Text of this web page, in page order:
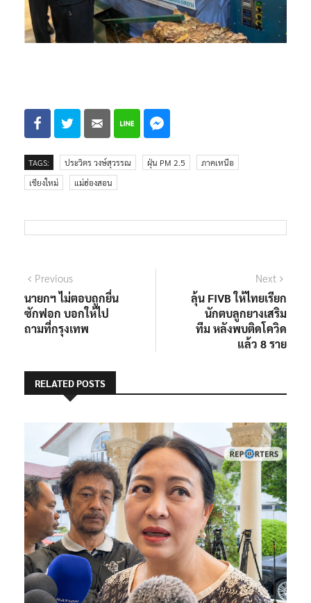
TAGS: ประวิตร วงษ์สุวรรณ ฝุ่น PM 2.5
ภาคเหนือ
เชียงใหม่
แม่ฮ่องสอน
แนะแนว
เรื่อง
PreviousPrevious
post:
นายกฯ ไม่ตอบถูกยื่น
ซักฟอก บอกให้ไป
ถามที่กรุงเทพ
Next
ลุ้น FIVB ให้ไทยเรียก
นักตบลูกยางเสริม
ทีม หลังพบติดโควิด
แล้ว 8 ราย
RELATED POSTS